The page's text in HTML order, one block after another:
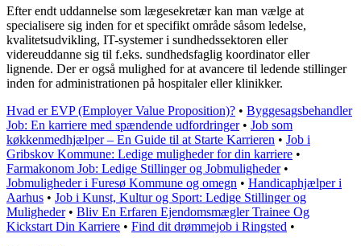
Efter endt uddannelse som lægesekretær kan man vælge at
specialisere sig inden for et specifikt område såsom ledelse,
kvalitetsudvikling, IT-systemer i sundhedssektoren eller
videreuddanne sig til f.eks. sundhedsfaglig koordinator eller
lignende. Der er også mulighed for at avancere til ledende stillinger
inden for administrationen på hospitaler eller klinikker.
Hvad er EVP (Employer Value Proposition)? • Byggesagsbehandler
Job: En karriere med spændende udfordringer• Job som
køkkenmedhjælper – En Guide til at Starte Karrieren • Job i
Gribskov Kommune: Ledige muligheder for din karriere •
Farmakonom Job: Ledige Stillinger og Jobmuligheder•
Jobmuligheder i Furesø Kommune og omegn • Handicaphjælper i
Aarhus • Job i Kunst, Kultur og Sport: Ledige Stillinger og
Muligheder• Bliv En Erfaren Ejendomsmægler Trainee Og
Kickstart Din Karriere • Find dit drømmejob i Ringsted •